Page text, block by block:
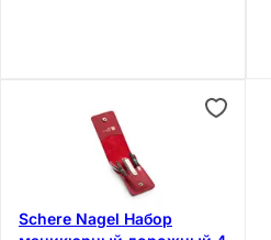
Schere Nagel Набор